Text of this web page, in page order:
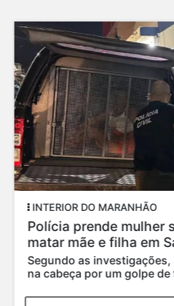
INTERIOR DO MARANHÃO
Polícia prende mulher
matar mãe e filha em
Segundo as
na cabeça por um golpe de